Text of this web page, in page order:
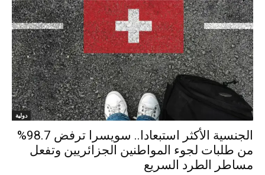
دولية
الجنسية الأكثر استبعادا.. سويسرا ترفض 98.7%
من طلبات لجوء المواطنين الجزائريين وتفعل
مساطر الطرد السريع